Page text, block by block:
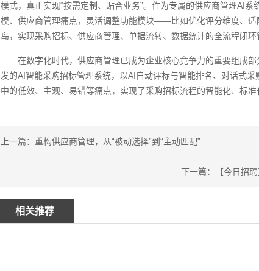
模式，真正实现“按需定制、贴合业务”。作为专属的供应商管理AI
模、供应商管理痛点，灵活调整功能模块——比如优化评分维度、
岛，实现采购招标、供应商管理、单据流转、数据统计的全流程闭环
在数字化时代，供应商管理已成为企业核心竞争力的重要组成
发的AI智能采购招标管理系统，以AI自动评标与智能排名、对话式
中的低效、主观、易错等痛点，实现了采购招标流程的智能化、标
上一篇：重构供应商管理，从“被动选择”到“主动匹配”
下一篇：【今日招
相关推荐